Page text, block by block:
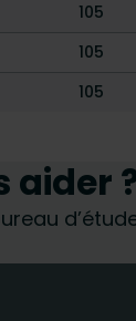
105
105
105
aider